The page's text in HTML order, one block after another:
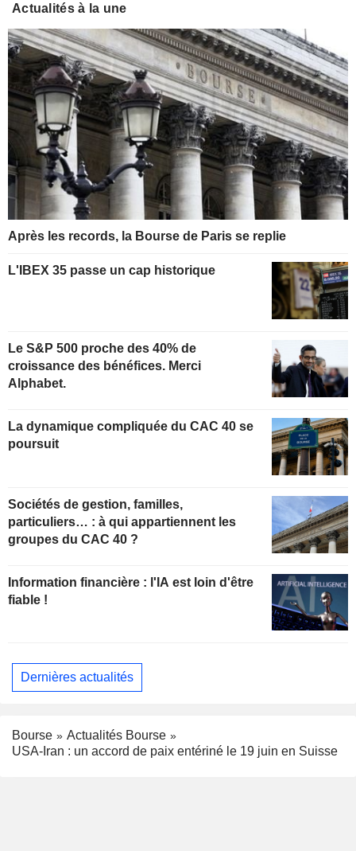
Actualités à la une
Après les records, la Bourse de Paris se replie
L'IBEX 35 passe un cap historique
Le S&P 500 proche des 40% de
croissance des bénéfices. Merci
Alphabet.
La dynamique compliquée du CAC 40 se
poursuit
Sociétés de gestion, familles,
particuliers… : à qui appartiennent les
groupes du CAC 40 ?
Information financière : l'IA est loin d'être
fiable !
Dernières actualités
Bourse
Actualités Bourse
USA-Iran : un accord de paix entériné le 19 juin en Suisse